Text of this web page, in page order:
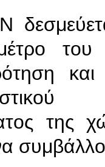
του
της